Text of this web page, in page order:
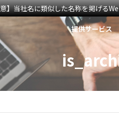
】当社名に類似した名称を掲げる
提供サービス